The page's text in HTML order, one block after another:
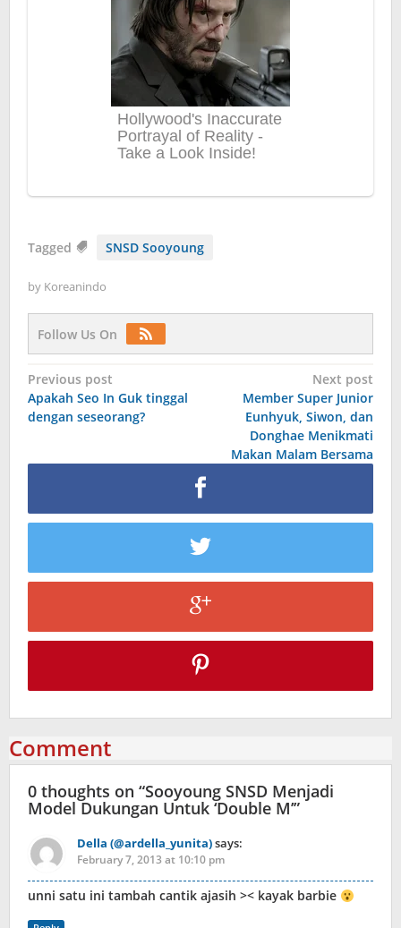
Tagged SNSD Sooyoung
by Koreanindo
Follow Us On
Post
navigation
Previous post
Apakah Seo In Guk tinggal
dengan seseorang?
Next post
Member Super Junior
Eunhyuk, Siwon, dan
Donghae Menikmati
Makan Malam Bersama
Comment
0 thoughts on “Sooyoung SNSD Menjadi
Model Dukungan Untuk ‘Double M’”
Della (@ardella_yunita)says:
February 7, 2013 at 10:10 pm
unni satu ini tambah cantik ajasih >< kayak barbie